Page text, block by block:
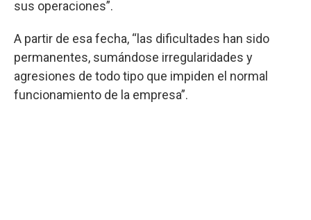
sus operaciones”.
A partir de esa fecha, “las dificultades han sido
permanentes, sumándose irregularidades y
agresiones de todo tipo que impiden el normal
funcionamiento de la empresa”.